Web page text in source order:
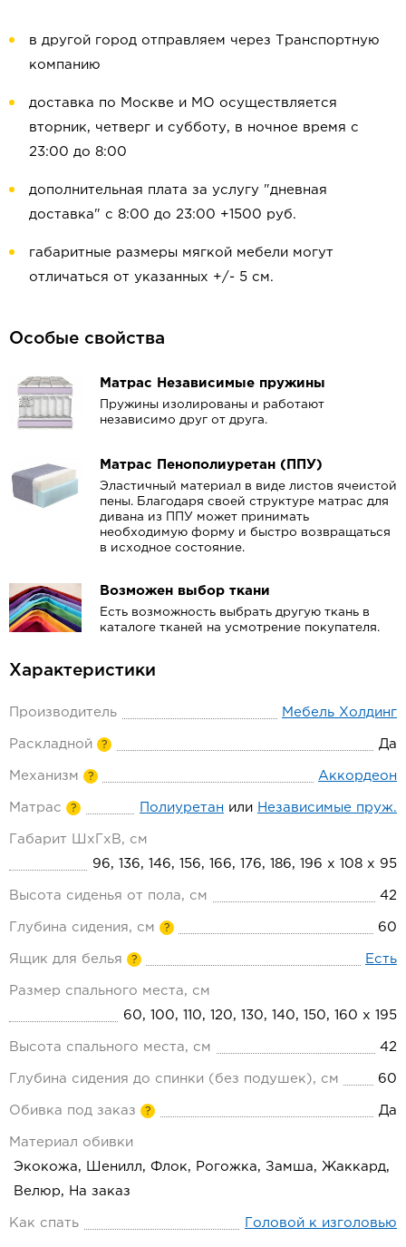
в другой город отправляем через Транспортную
компанию
доставка по Москве и МО осуществляется
вторник, четверг и субботу, в ночное время с
23:00 до 8:00
дополнительная плата за услугу "дневная
доставка" с 8:00 до 23:00 +1500 руб.
габаритные размеры мягкой мебели могут
отличаться от указанных +/- 5 см.
Особые свойства
Матрас Независимые пружины
Пружины изолированы и работают
независимо друг от друга.
Матрас Пенополиуретан (ППУ)
Эластичный материал в виде листов ячеистой
пены. Благодаря своей структуре матрас для
дивана из ППУ может принимать
необходимую форму и быстро возвращаться
в исходное состояние.
Возможен выбор ткани
Есть возможность выбрать другую ткань в
каталоге тканей на усмотрение покупателя.
Характеристики
Производитель Мебель Холдинг
Раскладной ? Да
Механизм ? Аккордеон
Матрас ? Полиуретан или Независимые пруж.
Габарит ШхГхВ, см
96, 136, 146, 156, 166, 176, 186, 196 х 108 х 95
Высота сиденья от пола, см 42
Глубина сидения, см ? 60
Ящик для белья ? Есть
Размер спального места, см
60, 100, 110, 120, 130, 140, 150, 160 х 195
Высота спального места, см 42
Глубина сидения до спинки (без подушек), см 60
Обивка под заказ ? Да
Материал обивки
Экокожа, Шенилл, Флок, Рогожка, Замша, Жаккард,
Велюр, На заказ
Как спать Головой к изголовью